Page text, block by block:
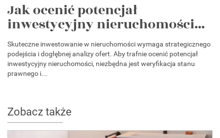
Jak ocenić potencjał
inwestycyjny nieruchomości...
Skuteczne inwestowanie w nieruchomości wymaga strategicznego
podejścia i dogłębnej analizy ofert. Aby trafnie ocenić potencjał
inwestycyjny nieruchomości, niezbędna jest weryfikacja stanu
prawnego i...
Zobacz także